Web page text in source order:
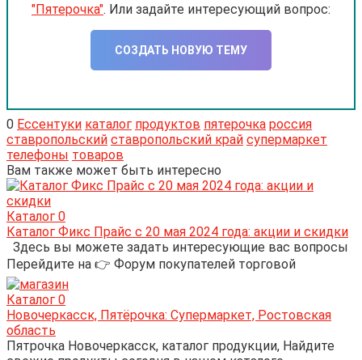
"Пятерочка". Или задайте интересующий вопрос:
CОЗДАТЬ НОВУЮ ТЕМУ
0 Ессентуки каталог продуктов пятерочка россия
ставропольский ставропольский край супермаркет
телефоны товаров
Вам также может быть интересно
Каталог 0
Каталог Фикс Прайс с 20 мая 2024 года: акции и скидки
Здесь вы можете задать интересующие вас вопросы
Перейдите на 👉 Форум покупателей торговой
Каталог 0
Новочеркасск, Пятёрочка: Супермаркет, Ростовская
область
Пятрочка Новочеркасск, каталог продукции, Найдите